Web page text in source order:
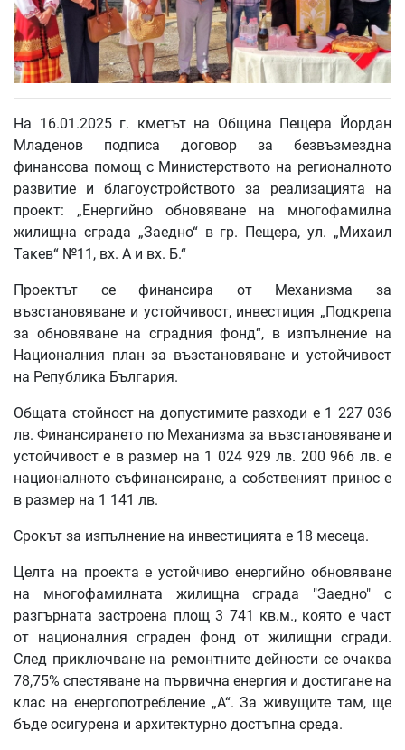
На 16.01.2025 г. кметът на Община Пещера Йордан
Младенов подписа договор за безвъзмездна
финансова помощ с Министерството на регионалното
развитие и благоустройството за реализацията на
проект: „Енергийно обновяване на многофамилна
жилищна сграда „Заедно“ в гр. Пещера, ул. „Михаил
Такев“ №11, вх. А и вх. Б.“
Проектът се финансира от Механизма за
възстановяване и устойчивост, инвестиция „Подкрепа
за обновяване на сградния фонд“, в изпълнение на
Националния план за възстановяване и устойчивост
на Република България.
Общата стойност на допустимите разходи е 1 227 036
лв. Финансирането по Механизма за възстановяване и
устойчивост е в размер на 1 024 929 лв. 200 966 лв. е
националното съфинансиране, а собственият принос е
в размер на 1 141 лв.
Срокът за изпълнение на инвестицията е 18 месеца.
Целта на проекта е устойчиво енергийно обновяване
на многофамилната жилищна сграда "Заедно" с
разгърната застроена площ 3 741 кв.м., която е част
от националния сграден фонд от жилищни сгради.
След приключване на ремонтните дейности се очаква
78,75% спестяване на първична енергия и достигане на
клас на енергопотребление „А“. За живущите там, ще
бъде осигурена и архитектурно достъпна среда.